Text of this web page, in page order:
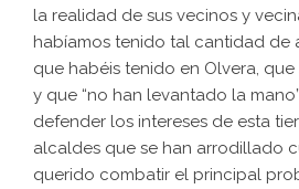
la realidad de sus vecinos y
habíamos tenido tal cantidad de
que habéis tenido en Olvera,
y que “no han levantado la
defender los intereses de esta
alcaldes que se han arrodillado
querido combatir el principal